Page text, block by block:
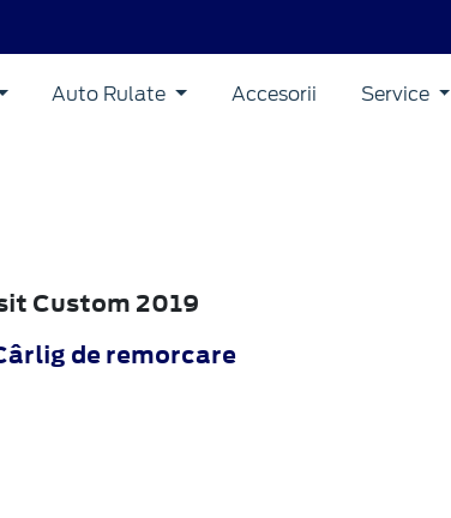
Auto Rulate Accesorii Service
Custom 2019
de remorcare